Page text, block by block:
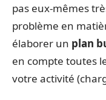
pas eux-mêmes
problème en
élaborer un plan
en compte toutes
votre activité